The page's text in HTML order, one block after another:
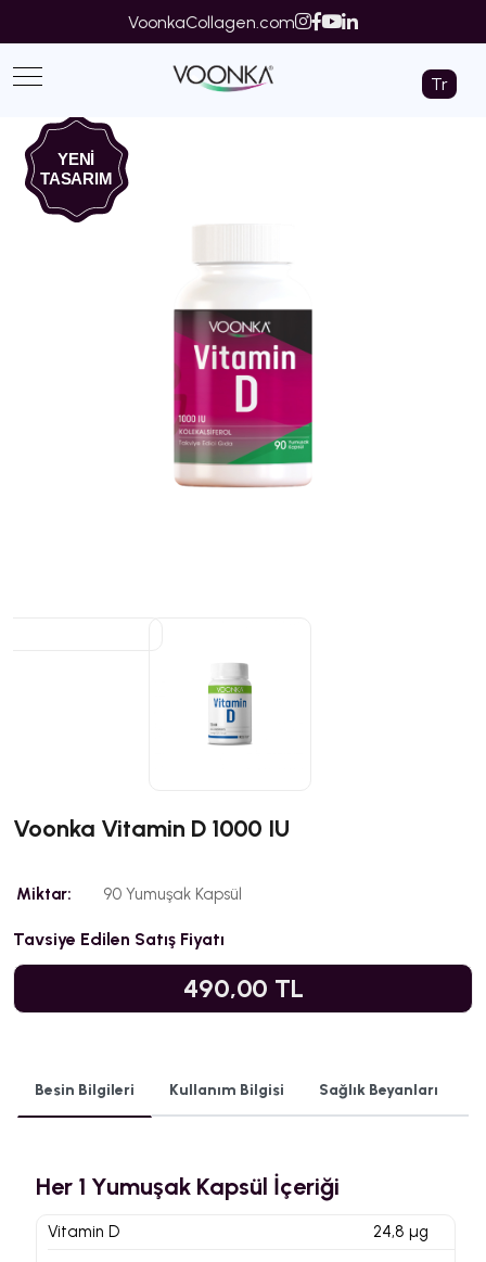
VoonkaCollagen.com
Tr
YENİ
TASARIM
Voonka Vitamin D 1000 IU
Miktar: 90 Yumuşak Kapsül
Tavsiye Edilen Satış Fiyatı
490,00 TL
Besin Bilgileri Kullanım Bilgisi Sağlık Beyanları
Her 1 Yumuşak Kapsül İçeriği
Vitamin D 24,8 µg